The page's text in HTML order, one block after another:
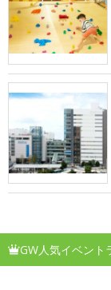
GW人気イベント